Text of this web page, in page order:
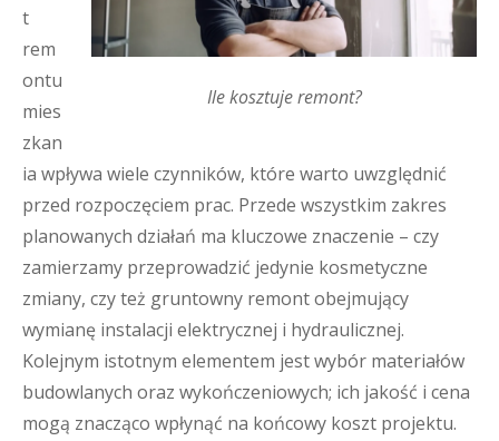
Ile kosztuje remont?
t
rem
ontu
mies
zkan
ia wpływa wiele czynników, które warto uwzględnić
przed rozpoczęciem prac. Przede wszystkim zakres
planowanych działań ma kluczowe znaczenie – czy
zamierzamy przeprowadzić jedynie kosmetyczne
zmiany, czy też gruntowny remont obejmujący
wymianę instalacji elektrycznej i hydraulicznej.
Kolejnym istotnym elementem jest wybór materiałów
budowlanych oraz wykończeniowych; ich jakość i cena
mogą znacząco wpłynąć na końcowy koszt projektu.